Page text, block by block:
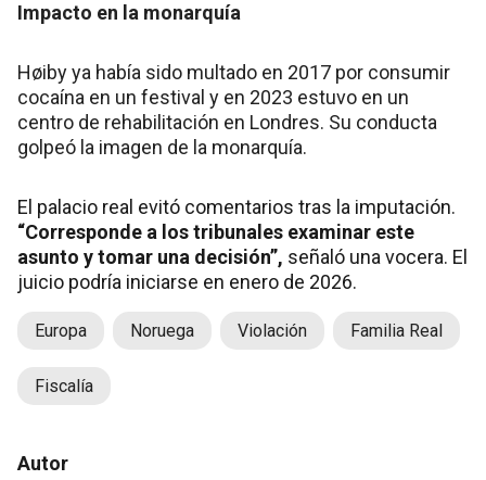
Impacto en la monarquía
Høiby ya había sido multado en 2017 por consumir
cocaína en un festival y en 2023 estuvo en un
centro de rehabilitación en Londres. Su conducta
golpeó la imagen de la monarquía.
El palacio real evitó comentarios tras la imputación.
“Corresponde a los tribunales examinar este
asunto y tomar una decisión”, señaló una vocera. El
juicio podría iniciarse en enero de 2026.
Europa Noruega Violación Familia Real
Fiscalía
Autor